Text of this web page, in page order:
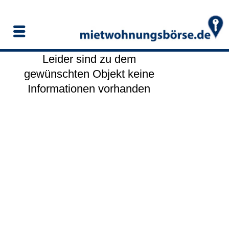
Leider sind zu dem
gewünschten Objekt keine
Informationen vorhanden